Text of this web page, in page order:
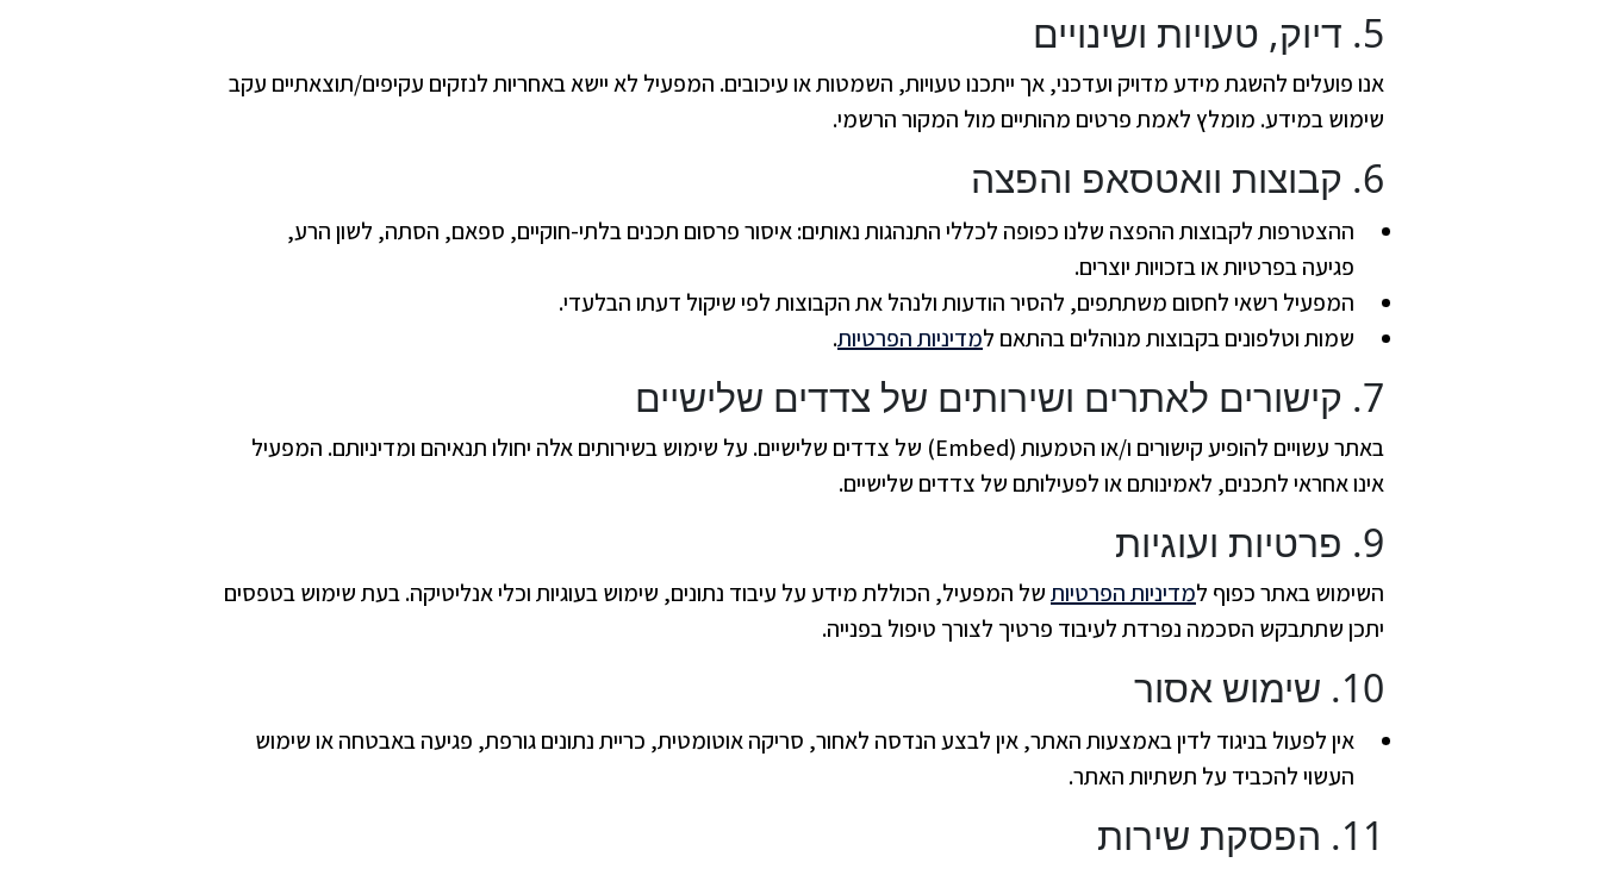
5. דיוק, טעויות ושינויים
אנו פועלים להשגת מידע מדויק ועדכני, אך ייתכנו טעויות, השמטות או עיכובים. המפעיל לא יישא באחריות לנזקים עקיפים/תוצאתיים עקב
שימוש במידע. מומלץ לאמת פרטים מהותיים מול המקור הרשמי.
6. קבוצות וואטסאפ והפצה
ההצטרפות לקבוצות ההפצה שלנו כפופה לכללי התנהגות נאותים: איסור פרסום תכנים בלתי-חוקיים, ספאם, הסתה, לשון הרע,
פגיעה בפרטיות או בזכויות יוצרים.
המפעיל רשאי לחסום משתתפים, להסיר הודעות ולנהל את הקבוצות לפי שיקול דעתו הבלעדי.
שמות וטלפונים בקבוצות מנוהלים בהתאם למדיניות הפרטיות.
7. קישורים לאתרים ושירותים של צדדים שלישיים
באתר עשויים להופיע קישורים ו/או הטמעות (Embed) של צדדים שלישיים. על שימוש בשירותים אלה יחולו תנאיהם ומדיניותם. המפעיל
אינו אחראי לתכנים, לאמינותם או לפעילותם של צדדים שלישיים.
9. פרטיות ועוגיות
השימוש באתר כפוף למדיניות הפרטיותשל המפעיל, הכוללת מידע על עיבוד נתונים, שימוש בעוגיות וכלי אנליטיקה. בעת שימוש בטפסים
יתכן שתתבקש הסכמה נפרדת לעיבוד פרטיך לצורך טיפול בפנייה.
10. שימוש אסור
אין לפעול בניגוד לדין באמצעות האתר, אין לבצע הנדסה לאחור, סריקה אוטומטית, כריית נתונים גורפת, פגיעה באבטחה או שימוש
העשוי להכביד על תשתיות האתר.
11. הפסקת שירות